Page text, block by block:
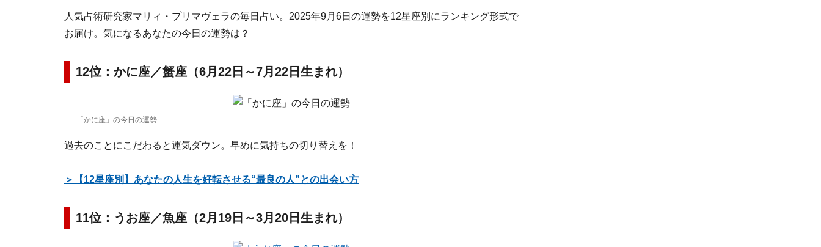
人気占術研究家マリィ・プリマヴェラの毎日占い。2025年9月6日の運勢を12星座別にランキング形式で
お届け。気になるあなたの今日の運勢は？
12位：かに座／蟹座（6月22日～7月22日生まれ）
「かに座」の今日の運勢
過去のことにこだわると運気ダウン。早めに気持ちの切り替えを！
＞【12星座別】あなたの人生を好転させる“最良の人”との出会い方
11位：うお座／魚座（2月19日～3月20日生まれ）